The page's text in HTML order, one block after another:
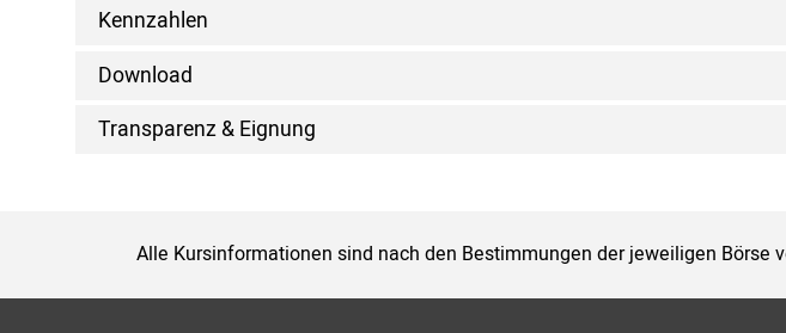
Kennzahlen
Download
Transparenz & Eignung
Alle Kursinformationen sind nach den Bestimmungen der jeweiligen